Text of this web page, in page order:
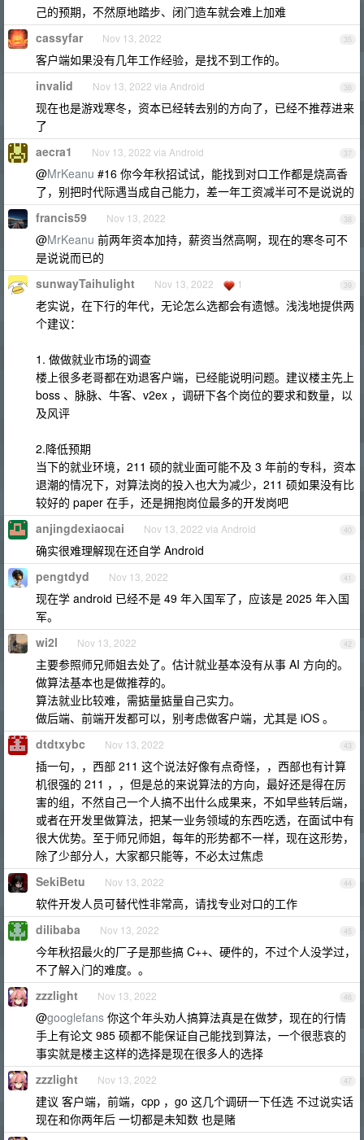
己的预期，不然原地踏步、闭门造车就会难上加难
35
cassyfar Nov 13, 2022
客户端如果没有几年工作经验，是找不到工作的。
36
invalid Nov 13, 2022 via Android
现在也是游戏寒冬，资本已经转去别的方向了，已经不推荐进来
了
37
aecra1 Nov 13, 2022 via Android
@MrKeanu #16 你今年秋招试试，能找到对口工作都是烧高香
了，别把时代际遇当成自己能力，差一年工资减半可不是说说的
38
francis59 Nov 13, 2022
@MrKeanu 前两年资本加持，薪资当然高啊，现在的寒冬可不
是说说而已的
39
sunwayTaihulight Nov 13, 2022 1
老实说，在下行的年代，无论怎么选都会有遗憾。浅浅地提供两
个建议：
1. 做做就业市场的调查
楼上很多老哥都在劝退客户端，已经能说明问题。建议楼主先上
boss 、脉脉、牛客、v2ex ，调研下各个岗位的要求和数量，以
及风评
2.降低预期
当下的就业环境，211 硕的就业面可能不及 3 年前的专科，资本
退潮的情况下，对算法岗的投入也大为减少，211 硕如果没有比
较好的 paper 在手，还是拥抱岗位最多的开发岗吧
40
anjingdexiaocai Nov 13, 2022 via Android
确实很难理解现在还自学 Android
41
pengtdyd Nov 13, 2022
现在学 android 已经不是 49 年入国军了，应该是 2025 年入国
军。
42
wi2l Nov 13, 2022
主要参照师兄师姐去处了。估计就业基本没有从事 AI 方向的。
做算法基本也是做推荐的。
算法就业比较难，需掂量掂量自己实力。
做后端、前端开发都可以，别考虑做客户端，尤其是 iOS 。
43
dtdtxybc Nov 13, 2022
插一句，，西部 211 这个说法好像有点奇怪，，西部也有计算
机很强的 211 ，，但是总的来说算法的方向，最好还是得在厉
害的组，不然自己一个人搞不出什么成果来，不如早些转后端，
或者在开发里做算法，把某一业务领域的东西吃透，在面试中有
很大优势。至于师兄师姐，每年的形势都不一样，现在这形势，
除了少部分人，大家都只能等，不必太过焦虑
44
SekiBetu Nov 13, 2022
软件开发人员可替代性非常高，请找专业对口的工作
45
dilibaba Nov 13, 2022
今年秋招最火的厂子是那些搞 C++、硬件的，不过个人没学过，
不了解入门的难度。。
46
zzzlight Nov 13, 2022
@googlefans 你这个年头劝人搞算法真是在做梦，现在的行情
手上有论文 985 硕都不能保证自己能找到算法，一个很悲哀的
事实就是楼主这样的选择是现在很多人的选择
47
zzzlight Nov 13, 2022
建议 客户端，前端，cpp ，go 这几个调研一下任选 不过说实话
现在和你两年后 一切都是未知数 也是赌